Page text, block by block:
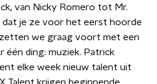
van Nicky Romero tot Mr.
dat je ze voor het eerst hoorde
we graag voort met een
één ding: muziek. Patrick
elke week nieuw talent uit